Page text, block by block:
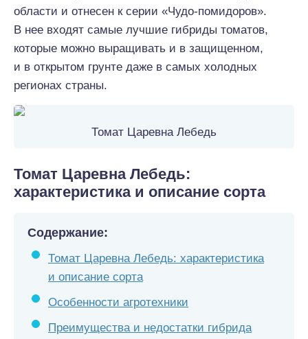
области и отнесен к серии «Чудо-помидоров».
В нее входят самые лучшие гибриды томатов,
которые можно выращивать и в защищенном,
и в открытом грунте даже в самых холодных
регионах страны.
Томат Царевна Лебедь
Томат Царевна Лебедь:
характеристика и описание сорта
Содержание:
Томат Царевна Лебедь: характеристика
и описание сорта
Особенности агротехники
Преимущества и недостатки гибрида